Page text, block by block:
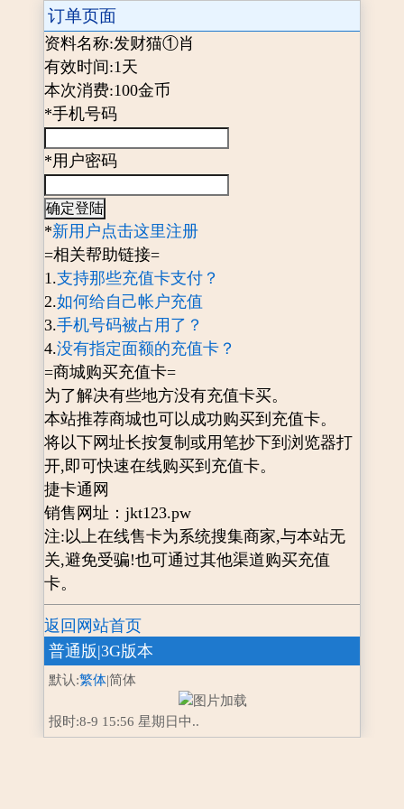
订单页面
资料名称:发财猫①肖
有效时间:1天
本次消费:100金币
*手机号码
*用户密码
*新用户点击这里注册
=相关帮助链接=
1.支持那些充值卡支付？
2.如何给自己帐户充值
3.手机号码被占用了？
4.没有指定面额的充值卡？
=商城购买充值卡=
为了解决有些地方没有充值卡买。
本站推荐商城也可以成功购买到充值卡。
将以下网址长按复制或用笔抄下到浏览器打
开,即可快速在线购买到充值卡。
捷卡通网
销售网址：jkt123.pw
注:以上在线售卡为系统搜集商家,与本站无
关,避免受骗!也可通过其他渠道购买充值
卡。
返回网站首页
普通版|3G版本
默认:繁体|简体
报时:8-9 15:56 星期日